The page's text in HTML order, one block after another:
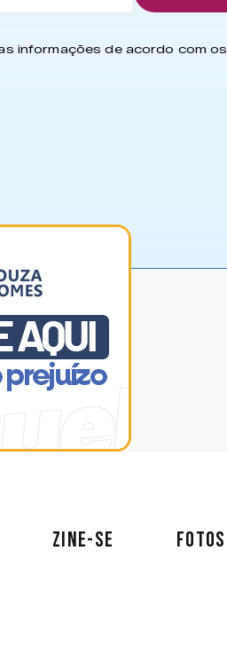
informações de acordo com os
ZINE-SE FOTOS